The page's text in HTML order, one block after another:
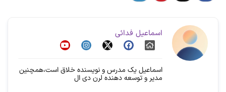
اسماعیل فدائی
اسماعیل یک مدرس و نویسنده خلاق است،همچنین
مدیر و توسعه دهنده لرن دی ال